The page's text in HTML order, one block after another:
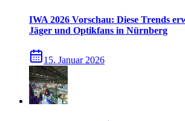
IWA 2026 Vorschau: Diese Trends
Jäger und Optikfans in Nürnberg
15. Januar 2026